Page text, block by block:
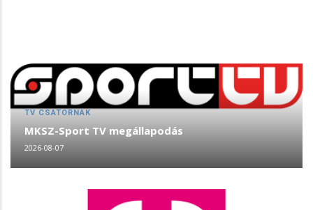
TV CSATORNÁK
MKSZ-Sport TV megállapodás
2026-08-07